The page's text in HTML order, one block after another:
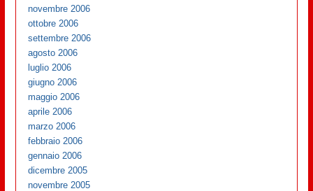
novembre 2006
ottobre 2006
settembre 2006
agosto 2006
luglio 2006
giugno 2006
maggio 2006
aprile 2006
marzo 2006
febbraio 2006
gennaio 2006
dicembre 2005
novembre 2005